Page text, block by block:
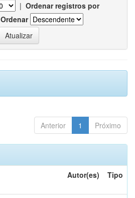
| Ordenar registros por
Ordenar
Anterior 1 Próximo
Autor(es) Tipo